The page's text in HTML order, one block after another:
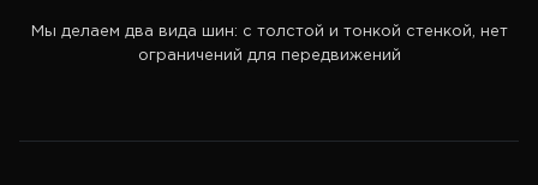
Мы делаем два вида шин: с толстой и тонкой стенкой, нет
ограничений для передвижений